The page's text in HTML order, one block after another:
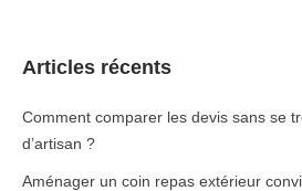
Articles récents
Comment comparer les devis sans se
d’artisan ?
Aménager un coin repas extérieur